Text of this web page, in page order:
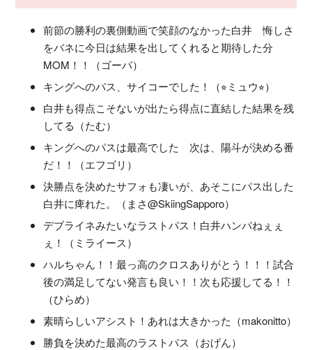
前節の勝利の裏側動画で笑顔のなかった白井 悔しさ
をバネに今日は結果を出してくれると期待した分
MOM！！（ゴーパ）
キングへのパス、サイコーでした！（⭐︎ミュウ⭐︎）
白井も得点こそないが出たら得点に直結した結果を残
してる（たむ）
キングへのパスは最高でした 次は、陽斗が決める番
だ！！（エフゴリ）
決勝点を決めたサフォも凄いが、あそこにパス出した
白井に痺れた。（まさ@SkiingSapporo）
デブライネみたいなラストパス！白井ハンパねぇぇ
ぇ！（ミライース）
ハルちゃん！！最っ高のクロスありがとう！！！試合
後の満足してない発言も良い！！次も応援してる！！
（ひらめ）
素晴らしいアシスト！あれは大きかった（makonitto）
勝負を決めた最高のラストパス（おげん）